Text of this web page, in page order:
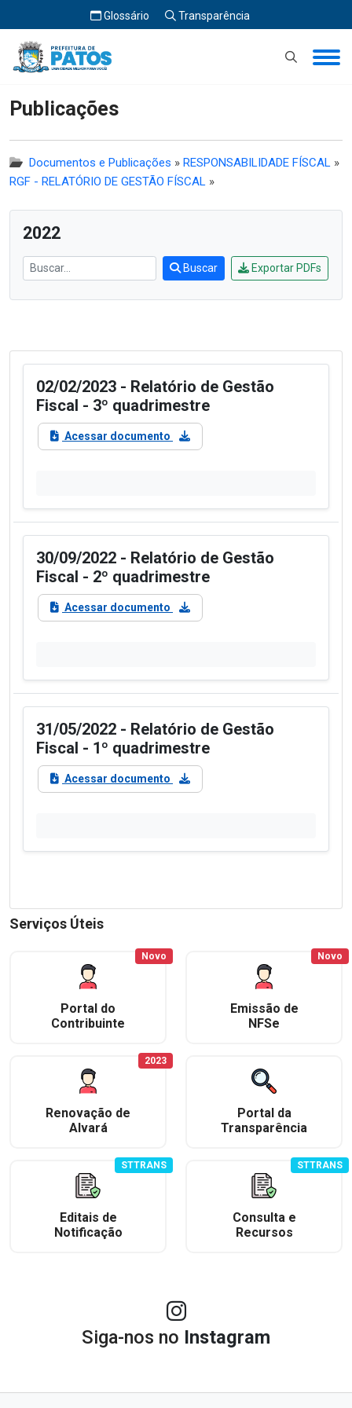
Glossário Transparência
Início Publicações
Publicações
Documentos e Publicações » RESPONSABILIDADE FÍSCAL »
RGF - RELATÓRIO DE GESTÃO FÍSCAL »
2022
Buscar Exportar PDFs
02/02/2023 - Relatório de Gestão
Fiscal - 3º quadrimestre
Acessar documento
30/09/2022 - Relatório de Gestão
Fiscal - 2º quadrimestre
Acessar documento
31/05/2022 - Relatório de Gestão
Fiscal - 1º quadrimestre
Acessar documento
Serviços Úteis
Portal do
Contribuinte
Novo
Emissão de
NFSe
Novo
Renovação de
Alvará
2023
Portal da
Transparência
Editais de
Notificação
STTRANS
Consulta e
Recursos
STTRANS
Siga-nos no Instagram